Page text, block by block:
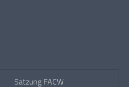
Satzung FACW